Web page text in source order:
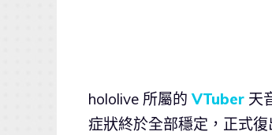
hololive 所屬的VTuber 天
症狀終於全部穩定，正式